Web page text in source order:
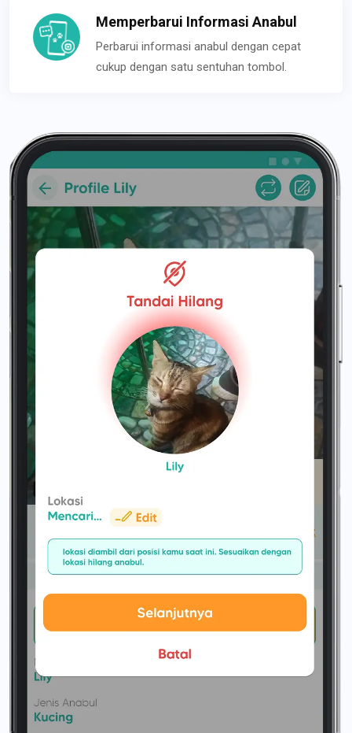
Memperbarui Informasi Anabul
Perbarui informasi anabul dengan cepat
cukup dengan satu sentuhan tombol.